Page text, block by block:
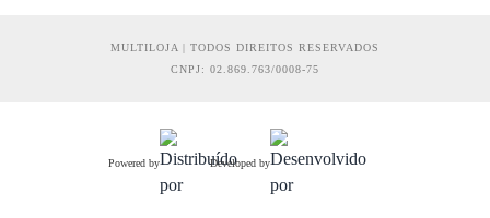
MULTILOJA | TODOS DIREITOS RESERVADOS
CNPJ: 02.869.763/0008-75
Powered by Developed by